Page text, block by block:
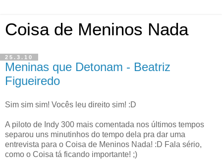
Coisa de Meninos Nada
25.3.10
Meninas que Detonam - Beatriz
Figueiredo
Sim sim sim! Vocês leu direito sim! :D
A piloto de Indy 300 mais comentada nos últimos tempos
separou uns minutinhos do tempo dela pra dar uma
entrevista para o Coisa de Meninos Nada! :D Fala sério,
como o Coisa tá ficando importante! ;)